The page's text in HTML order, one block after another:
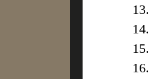
13.
14.
15.
16.